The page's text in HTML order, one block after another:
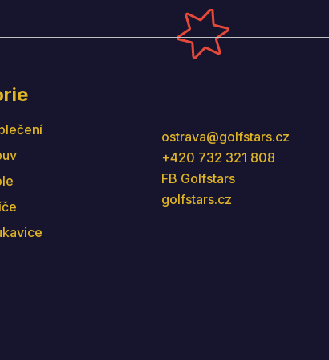
ostrava@golfstars.cz
+420 732 321 808
FB Golfstars
golfstars.cz